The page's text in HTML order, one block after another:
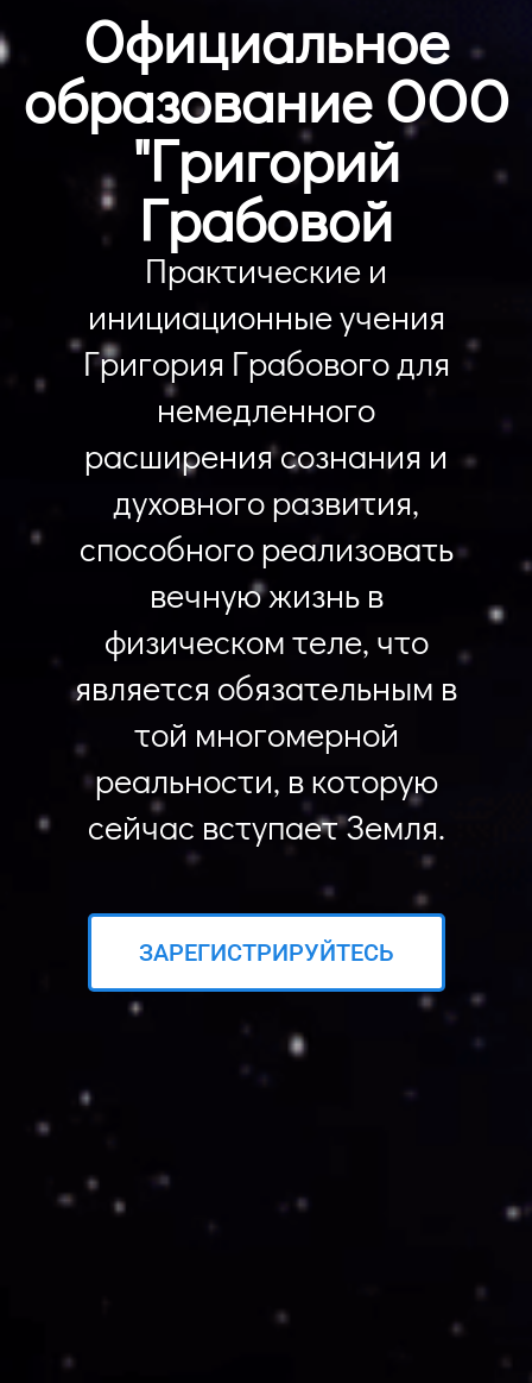
Официальное
образование ООО
"Григорий
Грабовой
Практические и
инициационные учения
Григория Грабового для
немедленного
расширения сознания и
духовного развития,
способного реализовать
вечную жизнь в
физическом теле, что
является обязательным в
той многомерной
реальности, в которую
сейчас вступает Земля.
ЗАРЕГИСТРИРУЙТЕСЬ